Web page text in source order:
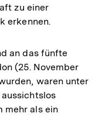
zu einer
erkennen.
an das fünfte
(25. November
waren unter
mehr als ein